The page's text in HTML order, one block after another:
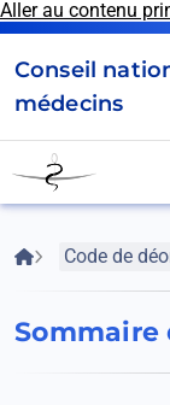
Aller au contenu
to
homepage
Conseil
médecins
Fil
d'Ariane
AccueilCode de
Sommaire
Panneau de gestion